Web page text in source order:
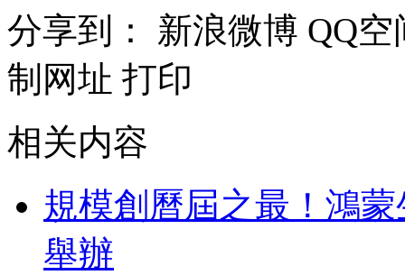
分享到：
新浪微博 QQ空
制网址 打印
相关内容
規模創曆屆之最！鴻
舉辦